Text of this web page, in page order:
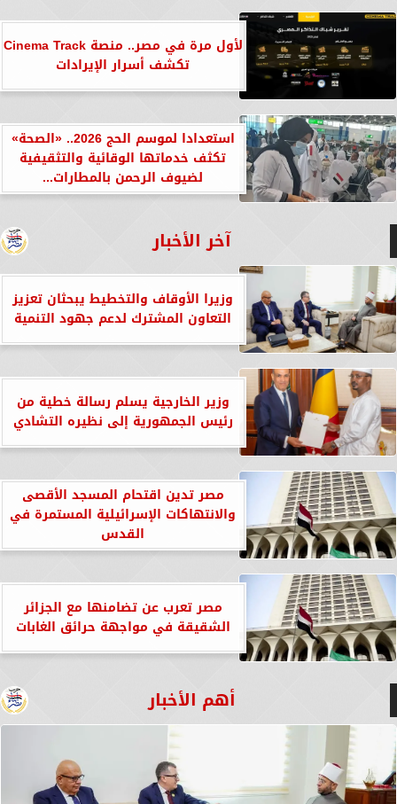
لأول مرة في مصر.. منصة Cinema Track
تكشف أسرار الإيرادات
استعدادا لموسم الحج 2026.. «الصحة»
تكثف خدماتها الوقائية والتثقيفية
لضيوف الرحمن بالمطارات...
آخر الأخبار
وزيرا الأوقاف والتخطيط يبحثان تعزيز
التعاون المشترك لدعم جهود التنمية
وزير الخارجية يسلم رسالة خطية من
رئيس الجمهورية إلى نظيره التشادي
مصر تدين اقتحام المسجد الأقصى
والانتهاكات الإسرائيلية المستمرة في
القدس
مصر تعرب عن تضامنها مع الجزائر
الشقيقة في مواجهة حرائق الغابات
أهم الأخبار